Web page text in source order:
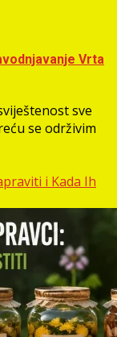
Vrta
sve
se održivim
i Kada Ih